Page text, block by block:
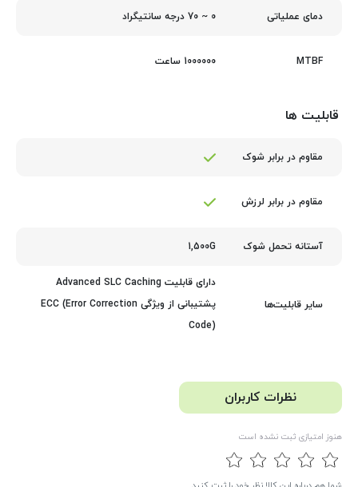
دمای عملیاتی 0 ~ 70 درجه سانتیگراد
MTBF 1000000 ساعت
قابلیت ها
مقاوم در برابر شوک
مقاوم در برابر لرزش
آستانه تحمل شوک 1,500G
سایر قابلیت‌ها
دارای قابلیت Advanced SLC Caching
پشتیبانی از ویژگی ECC (Error Correction
Code)
نظرات کاربران
هنوز امتیازی ثبت نشده است